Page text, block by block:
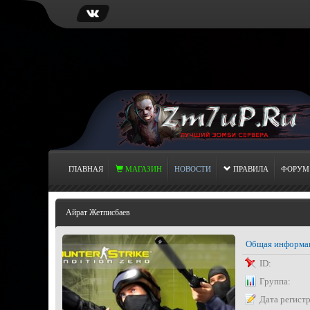
ГЛАВНАЯ МАГАЗИН НОВОСТИ ПРАВИЛА ФОРУМ
Айрат Жетписбаев
Общая
ID:
Группа:
Дата